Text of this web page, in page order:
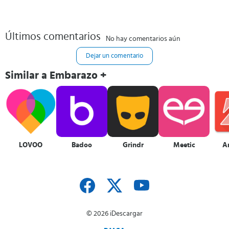
Últimos comentarios No hay comentarios aún
Dejar un comentario
Similar a Embarazo +
LOVOO Badoo Grindr Meetic
© 2026 iDescargar